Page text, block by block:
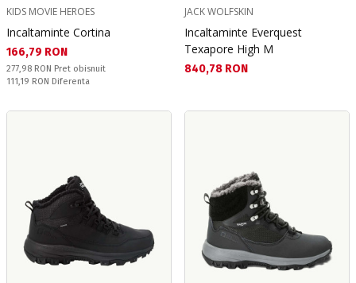
KIDS MOVIE HEROES
Incaltaminte Cortina
Текуща цена:
166,79 RON
Pret obisnuit:
277,98 RON Pret obisnuit
Спестявате:
111,19 RON Diferenta
JACK WOLFSKIN
Incaltaminte Everquest
Texapore High M
Текуща цена:
840,78 RON